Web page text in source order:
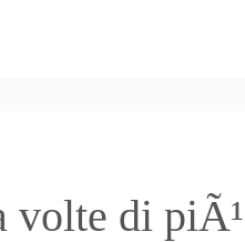
volte di piÃ¹